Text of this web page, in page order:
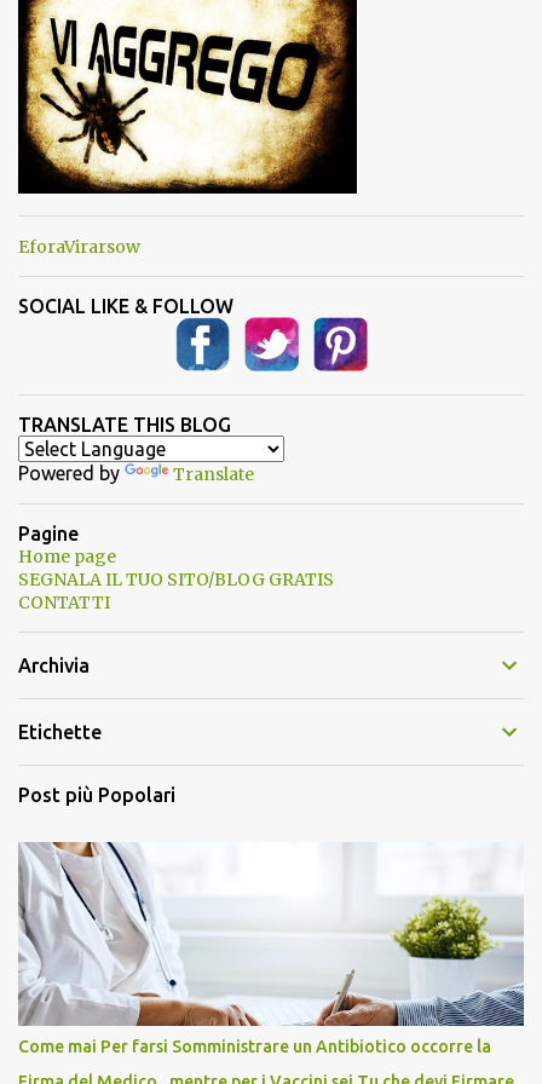
EforaVirarsow
SOCIAL LIKE & FOLLOW
TRANSLATE THIS BLOG
Powered by Translate
Pagine
Home page
SEGNALA IL TUO SITO/BLOG GRATIS
CONTATTI
Archivia
Etichette
Post più Popolari
Come mai Per farsi Somministrare un Antibiotico occorre la